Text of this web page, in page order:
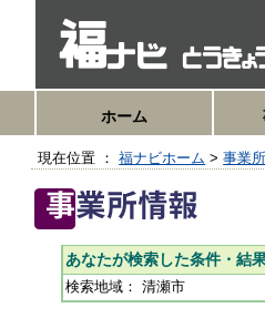
ホーム
現在位置 ：福ナビホーム >事業
あなたが検索した条件・結
検索地域： 清瀬市